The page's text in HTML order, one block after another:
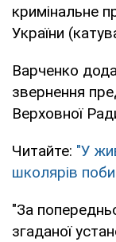
кримінальне
України
Варченко
звернення
Верховної
Читайте: "У
школярів
"За
згаданої